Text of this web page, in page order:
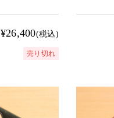
¥26,400(税込)
売り切れ